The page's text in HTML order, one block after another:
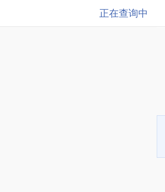
正在查询中